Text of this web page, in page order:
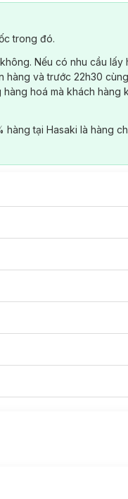
trong đó.
Nếu có nhu cầu lấy
hàng và trước 22h30
hoá mà khách hàng
tại Hasaki là hàng